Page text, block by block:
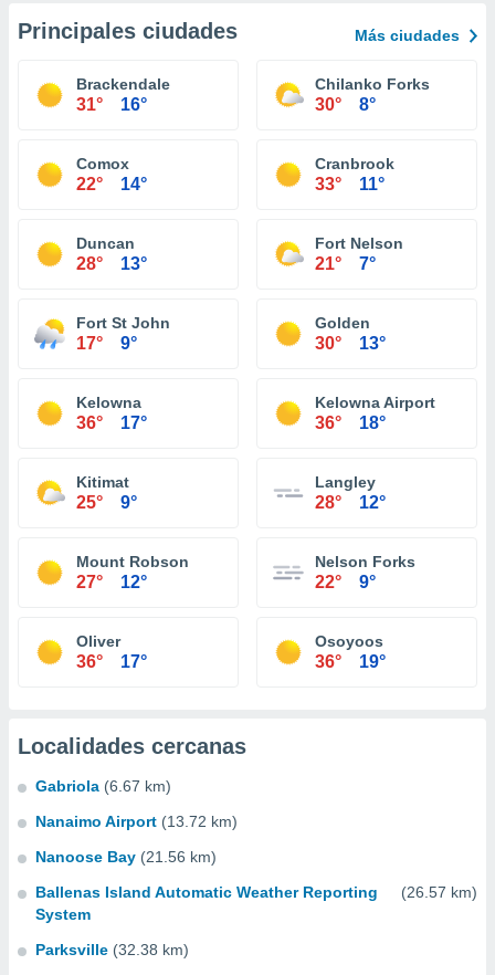
Principales ciudades Más ciudades
Brackendale
31° 16°
Chilanko Forks
30° 8°
Comox
22° 14°
Cranbrook
33° 11°
Duncan
28° 13°
Fort Nelson
21° 7°
Fort St John
17° 9°
Golden
30° 13°
Kelowna
36° 17°
Kelowna Airport
36° 18°
Kitimat
25° 9°
Langley
28° 12°
Mount Robson
27° 12°
Nelson Forks
22° 9°
Oliver
36° 17°
Osoyoos
36° 19°
Localidades cercanas
Gabriola (6.67 km)
Nanaimo Airport (13.72 km)
Nanoose Bay (21.56 km)
Ballenas Island Automatic Weather Reporting
System
(26.57 km)
Parksville (32.38 km)